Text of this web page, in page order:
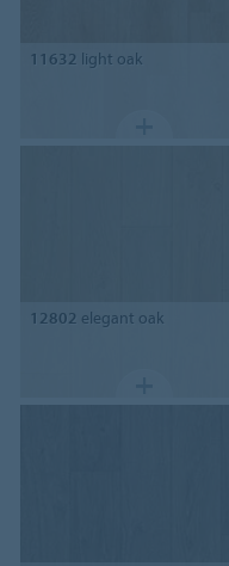
11632 light oak
12802 elegant oak